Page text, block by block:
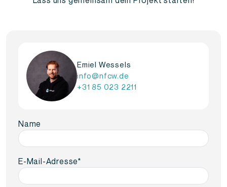
Emiel Wessels
info@nfcw.de
+31 85 023 2211
Name
E-Mail-Adresse*